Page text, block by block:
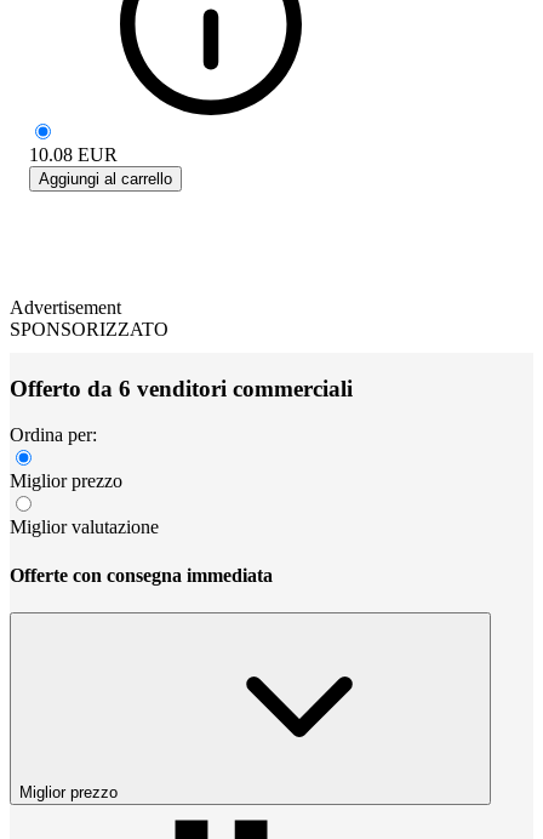
10.08 EUR
Aggiungi al carrello
Advertisement
SPONSORIZZATO
Offerto da 6 venditori commerciali
Ordina per:
Miglior prezzo
Miglior valutazione
Offerte con consegna immediata
Miglior prezzo